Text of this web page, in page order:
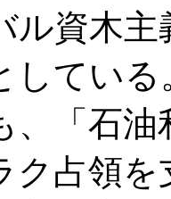
ル資木
してい
、「石
ク占領